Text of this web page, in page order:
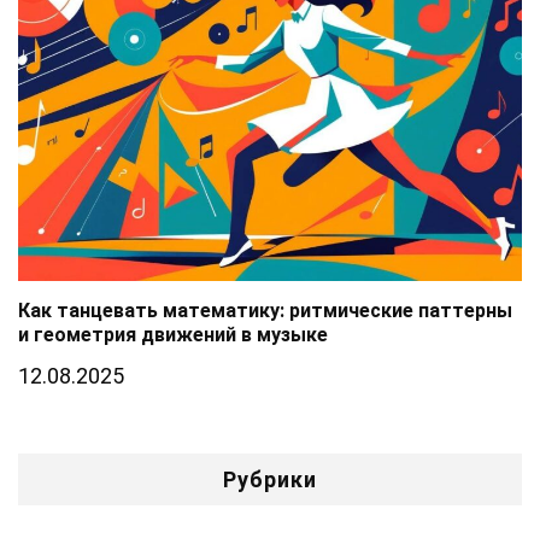
Как танцевать математику: ритмические паттерны
и геометрия движений в музыке
12.08.2025
Рубрики